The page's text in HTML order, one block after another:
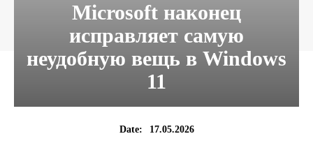
Microsoft наконец
исправляет самую
неудобную вещь в Windows
11
Date: 17.05.2026